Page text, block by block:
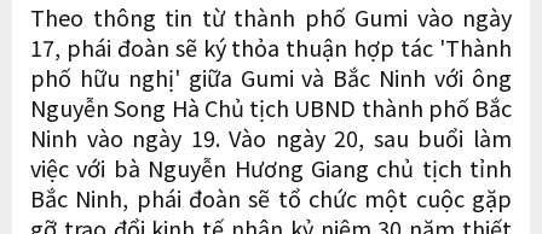
Theo thông tin từ thành phố Gumi vào ngày
17, phái đoàn sẽ ký thỏa thuận hợp tác 'Thành
phố hữu nghị' giữa Gumi và Bắc Ninh với ông
Nguyễn Song Hà Chủ tịch UBND thành phố Bắc
Ninh vào ngày 19. Vào ngày 20, sau buổi làm
việc với bà Nguyễn Hương Giang chủ tịch tỉnh
Bắc Ninh, phái đoàn sẽ tổ chức một cuộc gặp